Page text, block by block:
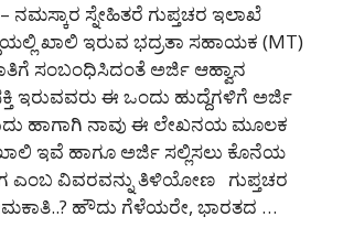
ನಮಸ್ಕಾರ ಸ್ನೇಹಿತರೆ ಗುಪ್ತಚರ ಇಲಾಖೆ
ಖಾಲಿ ಇರುವ ಭದ್ರತಾ ಸಹಾಯಕ (MT)
ಸಂಬಂಧಿಸಿದಂತೆ ಅರ್ಜಿ ಆಹ್ವಾನ
ಇರುವವರು ಈ ಒಂದು ಹುದ್ದೆಗಳಿಗೆ ಅರ್ಜಿ
ಹಾಗಾಗಿ ನಾವು ಈ ಲೇಖನಯ ಮೂಲಕ
ಖಾಲಿ ಇವೆ ಹಾಗೂ ಅರ್ಜಿ ಸಲ್ಲಿಸಲು ಕೊನೆಯ
ಎಂಬ ವಿವರವನ್ನು ತಿಳಿಯೋಣ ಗುಪ್ತಚರ
ಹೌದು ಗೆಳೆಯರೇ, ಭಾರತದ …